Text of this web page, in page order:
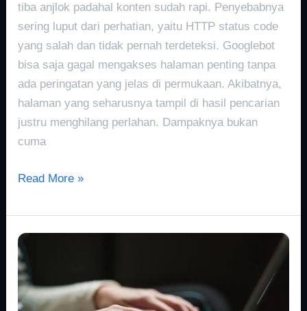
tiba anjlok padahal konten sudah rapi. Penyebabnya
sering luput dari perhatian, yaitu HTTP status code
yang salah dan tidak pernah terdeteksi. Googlebot
bisa saja gagal mengakses halaman penting tanpa
ada peringatan yang jelas di permukaan. Akibatnya,
halaman yang seharusnya tampil di hasil pencarian
justru menghilang perlahan. Dampaknya bukan
cuma
Read More »
JavaScript
SEO:
Tantangan
Website